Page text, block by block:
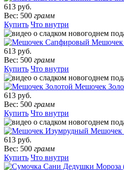
613 руб.
Вес: 500 грамм
Купить Что внутри
613 руб.
Вес: 500 грамм
Купить Что внутри
Мешочек
613 руб.
Вес: 500 грамм
Купить Что внутри
Мешочек
613 руб.
Вес: 500 грамм
Купить Что внутри